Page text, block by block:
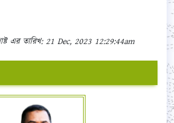
এর তারিখ: 21 Dec, 2023 12:29:44am